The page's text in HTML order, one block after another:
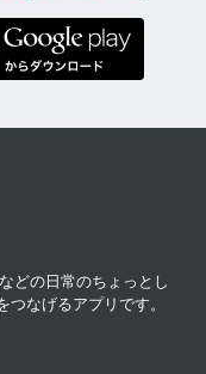
どの日常のちょっとし
なげるアプリです。